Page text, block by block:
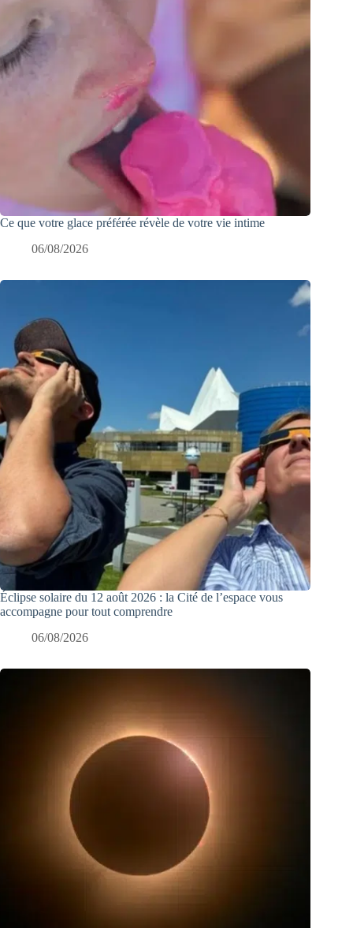
Ce que votre glace préférée révèle de votre vie intime
06/08/2026
Éclipse solaire du 12 août 2026 : la Cité de l’espace vous
accompagne pour tout comprendre
06/08/2026